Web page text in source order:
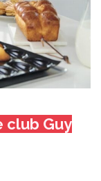
club Guy